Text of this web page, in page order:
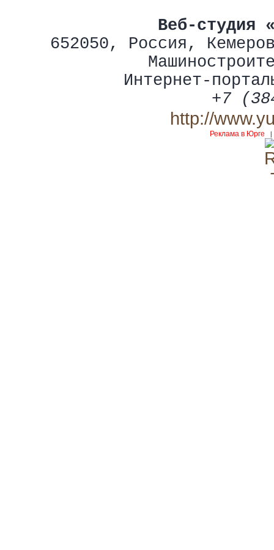
Веб-студия
652050, Россия ,
Интернет-
+7
http://
Реклама в Юрге